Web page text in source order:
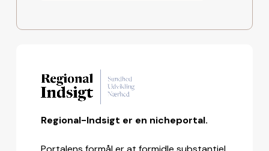
Regional-Indsigt er en nicheportal.